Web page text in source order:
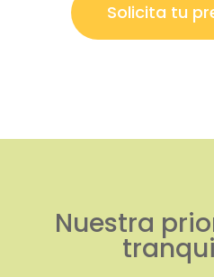
Solicita tu
Nuestra